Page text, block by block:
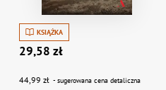
KSIĄŻKA
29,58 zł
44,99 zł - sugerowana cena detaliczna